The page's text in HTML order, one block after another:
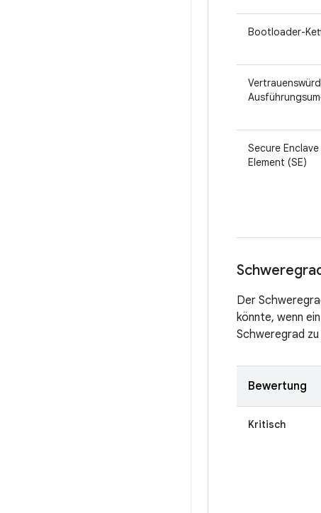
Bootloader-
Secure
Element (SE)
Der
könnte, wenn
Schweregrad
Bewertung
Kritisch